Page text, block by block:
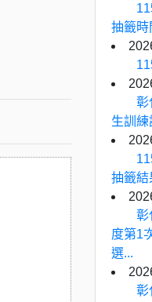
抽籤時
彰
生訓練
抽籤結
彰
度第1
選...
彰